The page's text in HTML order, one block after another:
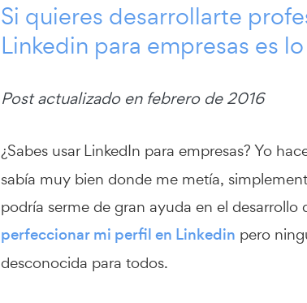
Si quieres desarrollarte
Linkedin para empresas es
Post actualizado en febrero de 2016
¿Sabes usar LinkedIn para empresas? Yo
sabía muy bien donde me metía,
podría serme de gran ayuda en el
perfeccionar mi perfil en Linkedin pero
desconocida para todos.